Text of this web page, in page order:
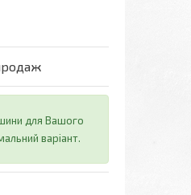
для Вашого
варіант.